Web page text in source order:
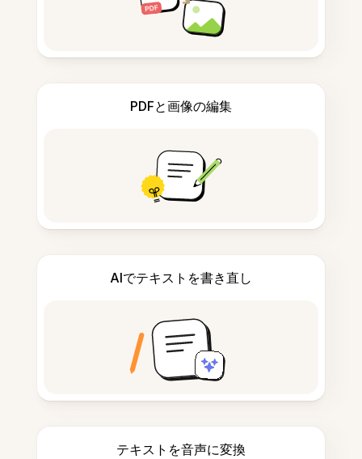
PDFと画像の編集
AIでテキストを書き直し
テキストを音声に変換